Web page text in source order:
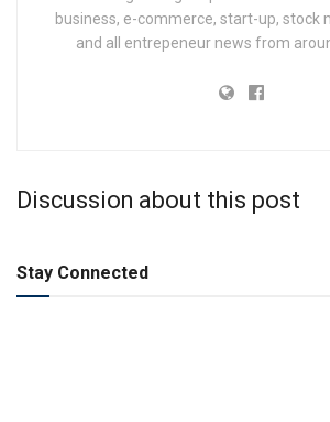
business, e-commerce, start-up, stock
and all entrepeneur news from
Discussion about this post
Stay Connected